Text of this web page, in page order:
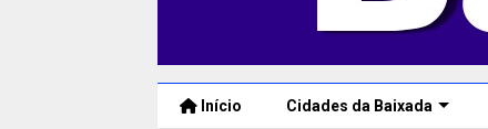
Início Cidades da Baixada